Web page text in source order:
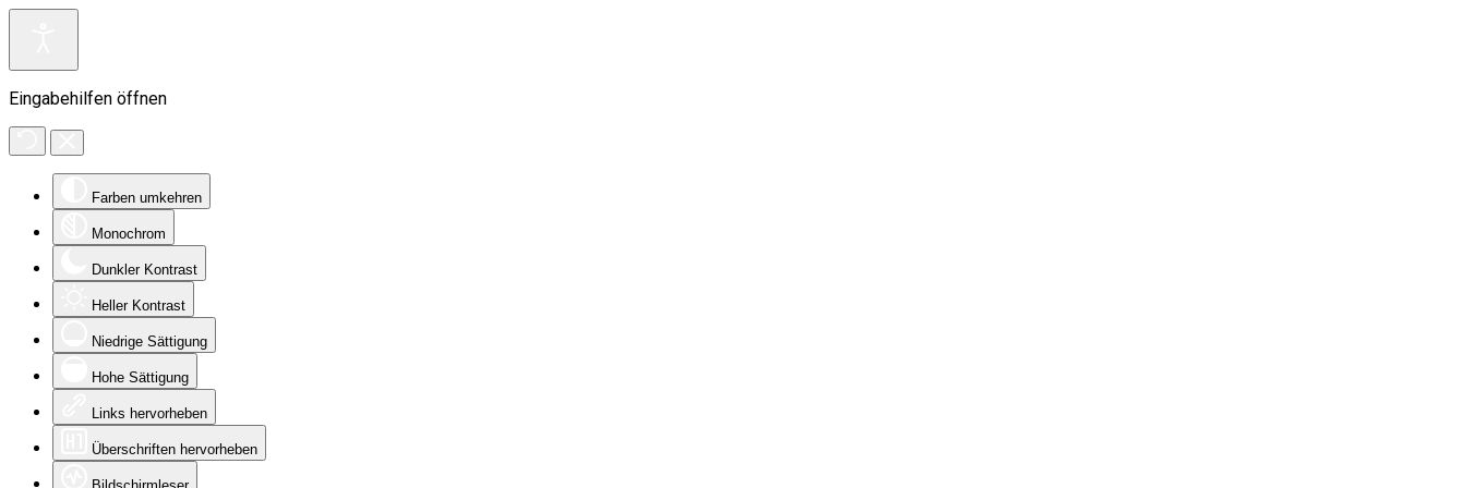
Eingabehilfen öffnen
Farben umkehren
Monochrom
Dunkler Kontrast
Heller Kontrast
Niedrige Sättigung
Hohe Sättigung
Links hervorheben
Überschriften hervorheben